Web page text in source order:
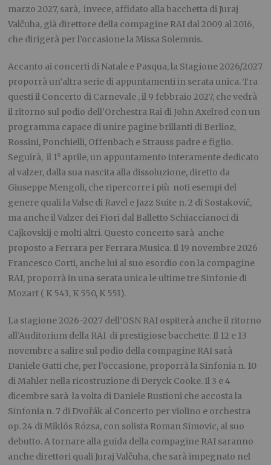
marzo 2027, sarà, invece, affidato alla bacchetta di Juraj
Valčuha, già direttore della compagine RAI dal 2009 al 2016,
che dirigerà per l’occasione la Missa Solemnis.
Accanto ai concerti di Natale e Pasqua, la Stagione 2026/2027
proporrà un’altra serie di appuntamenti in serata unica. Tra
questi il Concerto di Carnevale , il 9 febbraio 2027, che vedrà
il ritorno sul podio dell’Orchestra Rai di John Axelrod con un
programma capace di unire pagine brillanti di Berlioz,
Rossini, Ponchielli, Offenbach e Strauss padre e figlio.
Seguirà, il 1⁰ aprile, un appuntamento interamente dedicato
al valzer, dalla sua nascita alla dissoluzione, diretto da
Giuseppe Mengoli, che ripercorre i più noti esempi del
genere quali la Valse di Ravel e Jazz Suite n. 2 di Sostakovič,
ma anche il Valzer dei Fiori dal Balletto Schiaccianoci di
Cajkovskij e molti altri. Questo concerto sarà anche
proposto a Ferrara per Ferrara Musica. Il 19 novembre 2026
Francesco Corti, anche lui al suo esordio con la compagine
RAI, proporrà in una serata unica le ultime tre Sinfonie di
Mozart ( K 543, K 550, K 551).
La stagione 2026-2027 dell’OSN RAI ospiterà anche il ritorno
all’Auditorium della RAI di prestigiose bacchette. Il 12 e 13
novembre a salire sul podio della compagine RAI sarà
Daniele Gatti che, per l’occasione, proporrà la Sinfonia n. 10
di Mahler nella ricostruzione di Deryck Cooke. Il 3 e 4
dicembre sarà la volta di Daniele Rustioni che accosta la
Sinfonia n. 7 di Dvořák al Concerto per violino e orchestra
op. 24 di Miklós Rózsa, con solista Roman Simovic, al suo
debutto. A tornare alla guida della compagine RAI saranno
anche direttori quali Juraj Valčuha, che sarà impegnato nel